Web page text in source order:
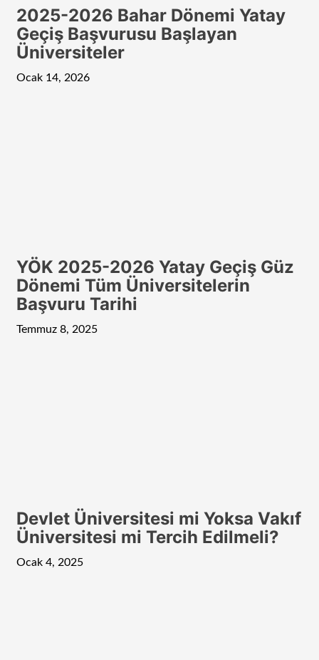
2025-2026 Bahar Dönemi Yatay
Geçiş Başvurusu Başlayan
Üniversiteler
Ocak 14, 2026
YÖK 2025-2026 Yatay Geçiş Güz
Dönemi Tüm Üniversitelerin
Başvuru Tarihi
Temmuz 8, 2025
Devlet Üniversitesi mi Yoksa Vakıf
Üniversitesi mi Tercih Edilmeli?
Ocak 4, 2025